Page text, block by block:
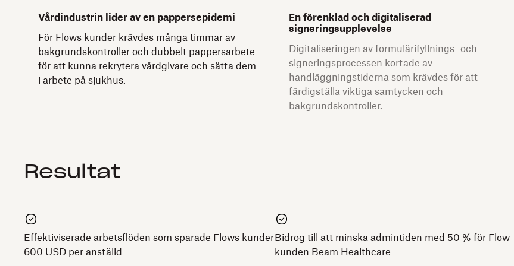
Vårdindustrin lider av en pappersepidemi
För Flows kunder krävdes många timmar av
bakgrundskontroller och dubbelt pappersarbete
för att kunna rekrytera vårdgivare och sätta dem
i arbete på sjukhus.
En förenklad och digitaliserad
signeringsupplevelse
Digitaliseringen av formulärifyllnings- och
signeringsprocessen kortade av
handläggningstiderna som krävdes för att
färdigställa viktiga samtycken och
bakgrundskontroller.
Resultat
Effektiviserade arbetsflöden som sparade Flows kunder
600 USD per anställd
Bidrog till att minska admintiden med 50 % för Flow-
kunden Beam Healthcare